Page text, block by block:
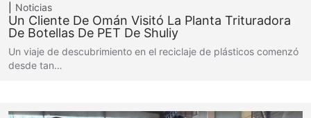
Noticias
Un Cliente De Omán Visitó La Planta Trituradora
De Botellas De PET De Shuliy
Un viaje de descubrimiento en el reciclaje de plásticos comenzó
desde tan…